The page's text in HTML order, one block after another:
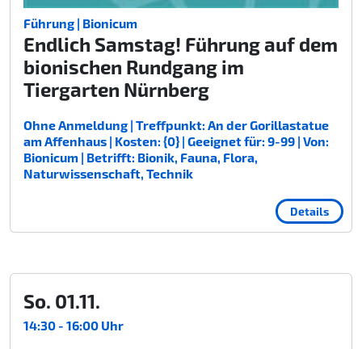
Führung | Bionicum
Endlich Samstag! Führung auf dem
bionischen Rundgang im
Tiergarten Nürnberg
Ohne Anmeldung | Treffpunkt: An der Gorillastatue
am Affenhaus | Kosten: {0} | Geeignet für: 9-99 | Von:
Bionicum | Betrifft: Bionik, Fauna, Flora,
Naturwissenschaft, Technik
Details
So. 01.11.
14:30 - 16:00 Uhr